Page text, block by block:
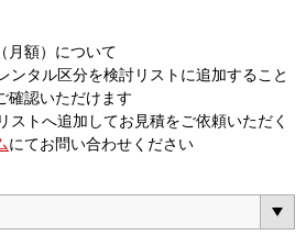
月額）について
ンタル区分を検討リストに追加すること
確認いただけます
ストへ追加してお見積をご依頼いただく
にてお問い合わせください